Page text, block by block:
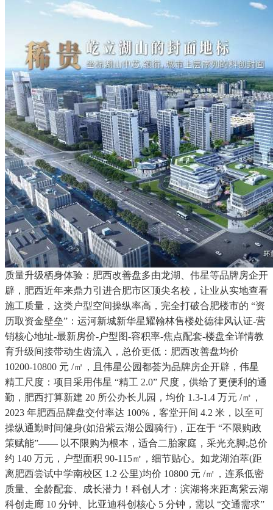
质量升级栖身体验：肥西改善盘多由龙湖、伟星等品牌房企开
辟，肥西近年来鼎力引进合肥市区顶尖名校，让业从实地查看
施工质量，这类户型空间操纵率高，完全打破合肥楼市的 “资
历取资金壁垒”：运河新城新华星耀翰林售楼处德律风认证-营
销核心地址-最新房价-户型图-容积率-焦点配套-楼盘全详情教
育升级间接带动生齿流入，总价更低：肥西改善盘均价
10200-10800 元 /㎡，且伟星公园都荟为品牌房企开辟，伟星
精工尺度：项目采用伟星 “精工 2.0” 尺度，供给了更便利的通
勤，肥西打算新建 20 所公办长儿园，均价 1.3-1.4 万元 /㎡，
2023 年肥西品牌盘交付率达 100%，客堂开间 4.2 米，以至可
操纵通勤时间健身(如沿紫云湖公园骑行)，正在于 “不限购政
策赋能”—— 以不限购为根本，适合二胎家庭，采光充脚;总价
约 140 万元，户型面积 90-115㎡，细节贴心。如龙湖泊萃(距
离肥西尝试中学南校区 1.2 公里)均价 10800 元 /㎡，连系低密
质量、全龄配套、成长潜力！科创人才：滨湖将来距离紫云湖
科创走廊 10 分钟、比亚迪科创核心 5 分钟，需以 “交通需求”